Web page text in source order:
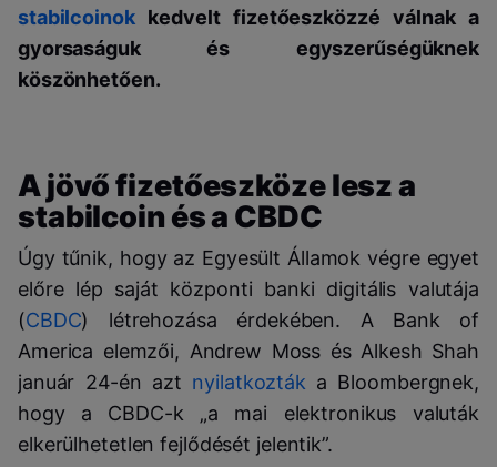
stabilcoinokkedvelt fizetőeszközzé válnak a
gyorsaságuk és egyszerűségüknek
köszönhetően.
A jövő fizetőeszköze lesz a
stabilcoin és a CBDC
Úgy tűnik, hogy az Egyesült Államok végre egyet
előre lép saját központi banki digitális valutája
(CBDC) létrehozása érdekében. A Bank of
America elemzői, Andrew Moss és Alkesh Shah
január 24-én azt nyilatkozták a Bloombergnek,
hogy a CBDC-k „a mai elektronikus valuták
elkerülhetetlen fejlődését jelentik”.